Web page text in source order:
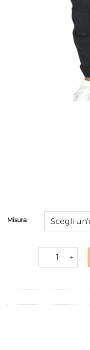
Misura
pantaloni